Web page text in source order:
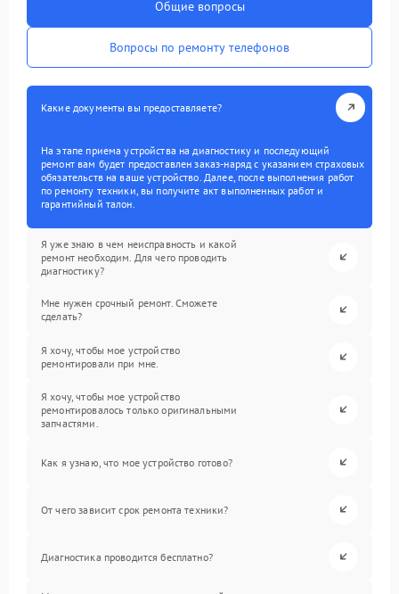
Общие вопросы
Вопросы по ремонту телефонов
Какие документы вы предоставляете?
На этапе приема устройства на диагностику и последующий
ремонт вам будет предоставлен заказ-наряд с указанием страховых
обязательств на ваше устройство. Далее, после выполнения работ
по ремонту техники, вы получите акт выполненных работ и
гарантийный талон.
Я уже знаю в чем неисправность и какой
ремонт необходим. Для чего проводить
диагностику?
Мне нужен срочный ремонт. Сможете
сделать?
Я хочу, чтобы мое устройство
ремонтировали при мне.
Я хочу, чтобы мое устройство
ремонтировалось только оригинальными
запчастями.
Как я узнаю, что мое устройство готово?
От чего зависит срок ремонта техники?
Диагностика проводится бесплатно?